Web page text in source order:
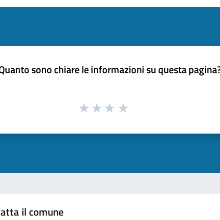
sono chiare le informazioni su questa
il comune